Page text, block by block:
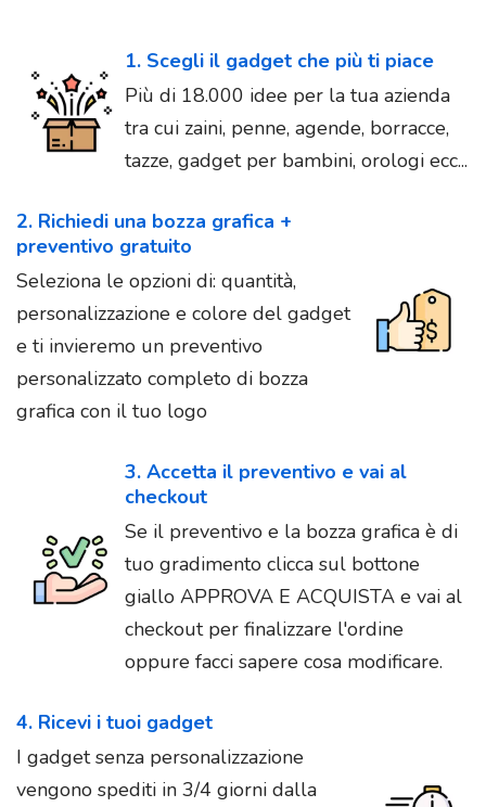
1. Scegli il gadget che più ti piace
Più di 18.000 idee per la tua azienda
tra cui zaini, penne, agende, borracce,
tazze, gadget per bambini, orologi ecc...
2. Richiedi una bozza grafica +
preventivo gratuito
Seleziona le opzioni di: quantità,
personalizzazione e colore del gadget
e ti invieremo un preventivo
personalizzato completo di bozza
grafica con il tuo logo
3. Accetta il preventivo e vai al
checkout
Se il preventivo e la bozza grafica è di
tuo gradimento clicca sul bottone
giallo APPROVA E ACQUISTA e vai al
checkout per finalizzare l'ordine
oppure facci sapere cosa modificare.
4. Ricevi i tuoi gadget
I gadget senza personalizzazione
vengono spediti in 3/4 giorni dalla